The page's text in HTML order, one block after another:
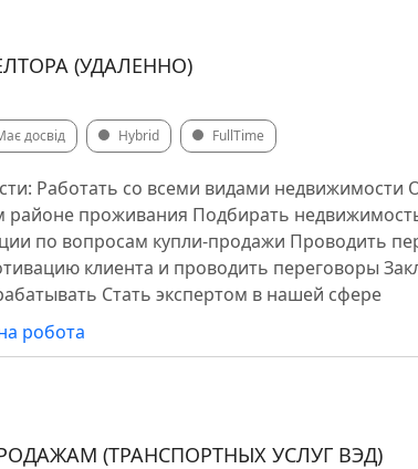
(УДАЛЕННО)
досвід Hybrid FullTime
Работать со всеми видами недвижимости
районе проживания Подбирать
по вопросам купли-продажи Проводить
клиента и проводить переговоры
Стать экспертом в нашей сфере
робота
(ТРАНСПОРТНЫХ УСЛУГ ВЭД)